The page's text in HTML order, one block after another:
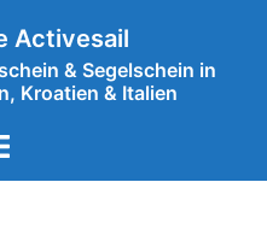
Activesail
& Segelschein in
Kroatien & Italien